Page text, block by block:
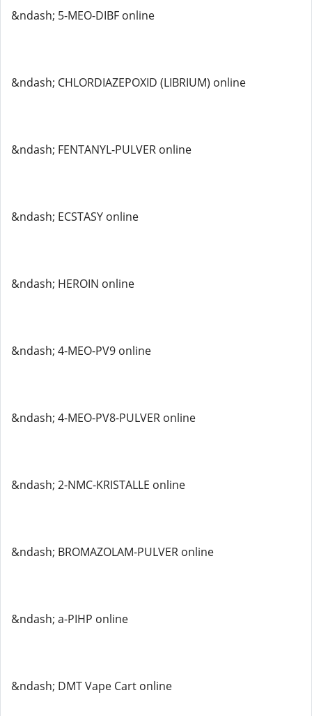
&ndash; 5-MEO-DIBF online
&ndash; CHLORDIAZEPOXID (LIBRIUM) online
&ndash; FENTANYL-PULVER online
&ndash; ECSTASY online
&ndash; HEROIN online
&ndash; 4-MEO-PV9 online
&ndash; 4-MEO-PV8-PULVER online
&ndash; 2-NMC-KRISTALLE online
&ndash; BROMAZOLAM-PULVER online
&ndash; a-PIHP online
&ndash; DMT Vape Cart online